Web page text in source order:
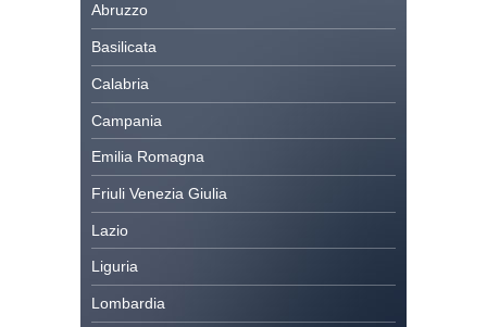
Abruzzo
Basilicata
Calabria
Campania
Emilia Romagna
Friuli Venezia Giulia
Lazio
Liguria
Lombardia